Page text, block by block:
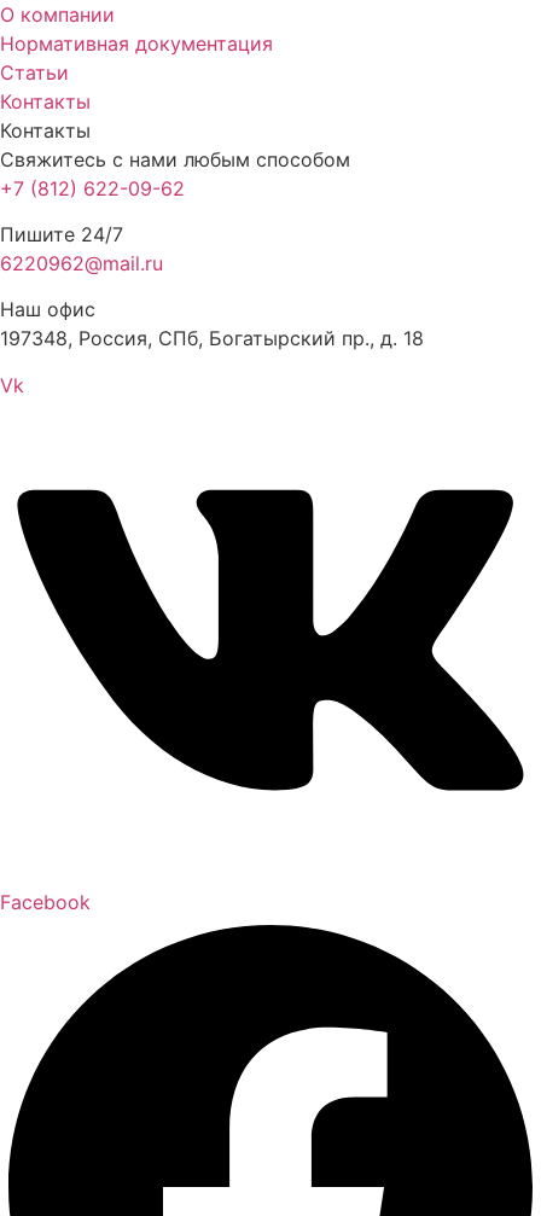
О компании
Нормативная документация
Статьи
Контакты
Контакты
Свяжитесь с нами любым способом
+7 (812) 622-09-62
Пишите 24/7
6220962@mail.ru
Наш офис
197348, Россия, СПб, Богатырский пр., д. 18
Vk
Facebook